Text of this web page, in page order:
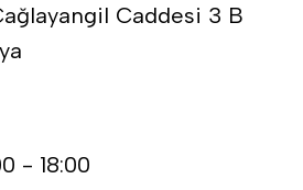
Caddesi 3 B
- 18:00